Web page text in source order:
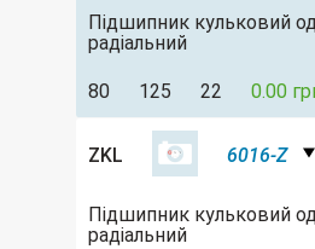
Підшипник кульковий
радіальний
80 125 22 0.00
ZKL 6016-Z
Підшипник кульковий
радіальний